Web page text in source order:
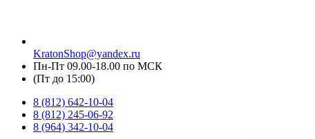
KratonShop@yandex.ru
Пн-Пт 09.00-18.00 по МСК
(Пт до 15:00)
8 (812) 642-10-04
8 (812) 245-06-92
8 (964) 342-10-04